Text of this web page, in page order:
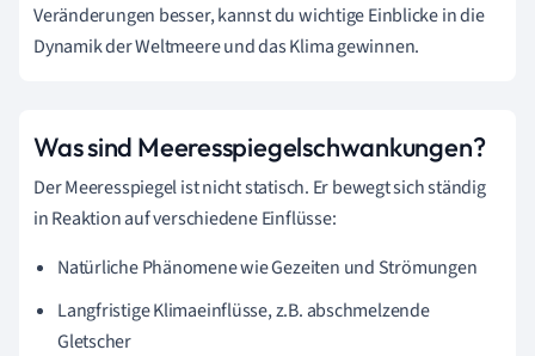
Veränderungen besser, kannst du wichtige Einblicke in die
Dynamik der Weltmeere und das Klima gewinnen.
Was sind Meeresspiegelschwankungen?
Der Meeresspiegel ist nicht statisch. Er bewegt sich ständig
in Reaktion auf verschiedene Einflüsse:
Natürliche Phänomene wie Gezeiten und Strömungen
Langfristige Klimaeinflüsse, z.B. abschmelzende
Gletscher